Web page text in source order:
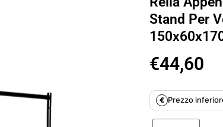
Stand Per
€44,60
€ Prezzo